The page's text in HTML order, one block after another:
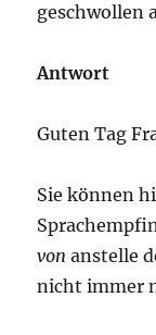
geschwollen
Antwort
Guten Tag
Sie können
von anstelle
nicht immer